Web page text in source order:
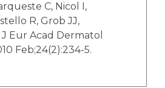
C, Nicol I,
R, Grob JJ,
Eur Acad Dermatol
Feb;24(2):234-5.